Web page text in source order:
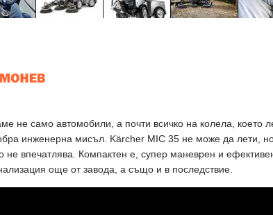
не само автомобили, а почти всичко на колела, което
инженерна мисъл. Kärcher MIC 35 не може да лети,
не впечатлява. Компактен е, супер маневрен и
още от завода, а също и в последствие.